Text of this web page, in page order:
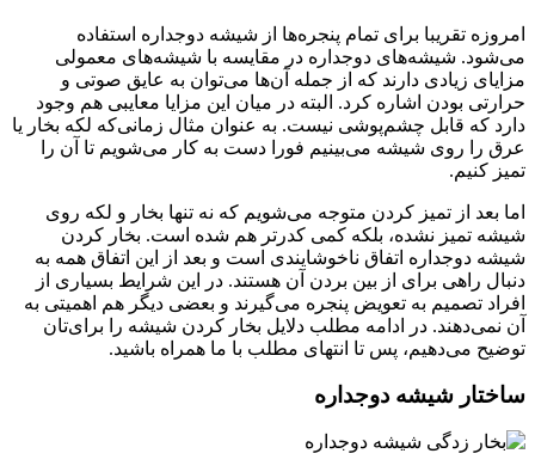
امروزه تقریبا برای تمام پنجره‌ها از شیشه دوجداره استفاده
می‌شود. شیشه‌های دوجداره در مقایسه با شیشه‌های معمولی
مزایای زیادی دارند که از جمله آن‌ها می‌توان به عایق صوتی و
حرارتی بودن اشاره کرد. البته در میان این مزایا معایبی هم وجود
دارد که قابل چشم‌پوشی نیست. به عنوان مثال زمانی‌که لکه بخار یا
عرق را روی شیشه می‌بینیم فورا دست به کار می‌شویم تا آن را
تمیز کنیم.
اما بعد از تمیز کردن متوجه می‌شویم که نه تنها بخار و لکه روی
شیشه تمیز نشده، بلکه کمی کدرتر هم شده است. بخار کردن
شیشه دوجداره اتفاق ناخوشایندی است و بعد از این اتفاق همه به
دنبال راهی برای از بین بردن آن هستند. در این شرایط بسیاری از
افراد تصمیم به تعویض پنجره می‌گیرند و بعضی دیگر هم اهمیتی به
آن نمی‌دهند. در ادامه مطلب دلایل بخار کردن شیشه را برای‌تان
توضیح می‌دهیم، پس تا انتهای مطلب با ما همراه باشید.
ساختار شیشه دوجداره